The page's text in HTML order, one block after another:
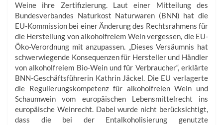
Weine ihre Zertifizierung. Laut einer Mitteilung des
Bundesverbandes Naturkost Naturwaren (BNN) hat die
EU-Kommission bei einer Änderung des Rechtsrahmens für
die Herstellung von alkoholfreiem Wein vergessen, die EU-
Öko-Verordnung mit anzupassen. „Dieses Versäumnis hat
schwerwiegende Konsequenzen für Hersteller und Händler
von alkoholfreiem Bio-Wein und für Verbraucher“, erklärte
BNN-Geschäftsführerin Kathrin Jäckel. Die EU verlagerte
die Regulierungskompetenz für alkoholfreien Wein und
Schaumwein vom europäischen Lebensmittelrecht ins
europäische Weinrecht. Dabei wurde nicht berücksichtigt,
dass die bei der Entalkoholisierung genutzte